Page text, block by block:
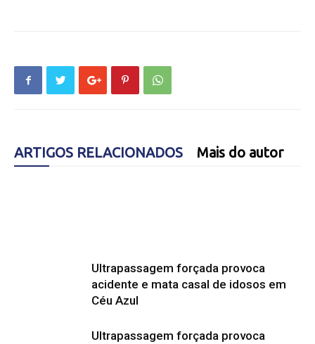
ARTIGOS RELACIONADOS Mais do autor
Ultrapassagem forçada provoca
acidente e mata casal de idosos em
Céu Azul
Ultrapassagem forçada provoca